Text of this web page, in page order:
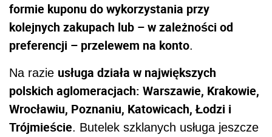
formie kuponu do wykorzystania przy
kolejnych zakupach lub – w zależności od
preferencji – przelewem na konto.
Na razie usługa działa w największych
polskich aglomeracjach: Warszawie, Krakowie,
Wrocławiu, Poznaniu, Katowicach, Łodzi i
Trójmieście. Butelek szklanych usługa jeszcze